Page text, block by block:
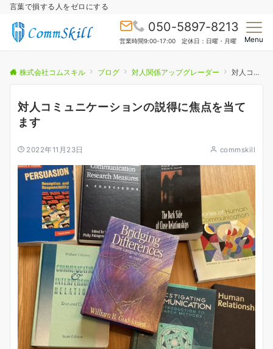
言葉で損する人をゼロにする
050-5897-8213
営業時間9:00-17:00 定休日：日曜・月曜 Menu
株式会社コムスキル ブログ 対人関係アップグレーダー 対人コミュニケーションの説得に焦点を当てます
対人コミュニケーションの説得に焦点を当て
ます
2022年11月23日 commskill